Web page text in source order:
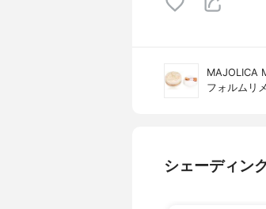
MAJOLICA
フォルムリ
シェーディン